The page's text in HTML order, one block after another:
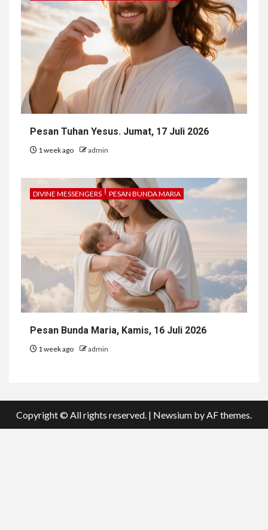
Pesan Tuhan Yesus. Jumat, 17 Juli 2026
1 week ago admin
DIVINE MESSENGERS PESAN BUNDA MARIA
Pesan Bunda Maria, Kamis, 16 Juli 2026
1 week ago admin
Copyright © All rights reserved. | Newsium by AF themes.